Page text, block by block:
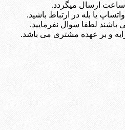
یا بله در ارتباط باشید.
باشند لطفا سوال نفرمایید.
و بر عهده مشتری می باشد.